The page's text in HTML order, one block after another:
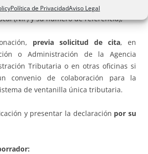
Política de PrivacidadAviso Legal
el contribuyente su número
(NIF) y su número de referencia),
previa solicitud de cita, en
o Administración de la Agencia
Tributaria o en otras oficinas si
convenio de colaboración para la
de ventanilla única tributaria.
y presentar la declaración por su